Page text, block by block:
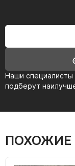
Наши специалисты
подберут
ПОХОЖИЕ